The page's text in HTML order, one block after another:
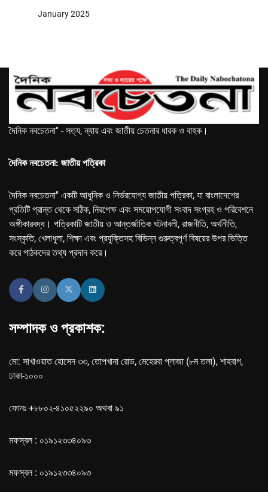
January 2025
দৈনিক নবচেতনা" - সত্য, ন্যায় এবং জাতীয় চেতনার ধারক ও বাহক।
দৈনিক নবচেতনা: জাতীয় পত্রিকা
দৈনিক নবচেতনা" একটি আধুনিক ও নির্ভরযোগ্য জাতীয় পত্রিকা, যা বাংলাদেশের
প্রতিটি প্রান্ত থেকে সঠিক, নিরপেক্ষ এবং সময়োপযোগী সংবাদ সংগ্রহ ও পরিবেশনে
অঙ্গীকারবদ্ধ। পত্রিকাটি জাতীয় ও আন্তর্জাতিক ঘটনাবলী, রাজনীতি, অর্থনীতি,
সংস্কৃতি, খেলাধুলা, শিক্ষা এবং প্রযুক্তিসহ বিভিন্ন গুরুত্বপূর্ণ বিষয়ের উপর ভিত্তি
করে পাঠকদের তথ্য প্রদান করে।
সম্পাদক ও প্রকাশক:
মো: সাখাওয়াত হোসেন ৩৩, তোপখানা রোড, মেহেরবা প্লাজা (৮ম তলা), শাহবাগ,
ঢাকা-১০০০
ফোনঃ +৮৮০২-৪১০৫২২৯০ অথবা ৯১
মফস্বল : ০১৯১২৩৩৪০৯৩
মফস্বল : ০১৯১২৩৩৪০৯৩